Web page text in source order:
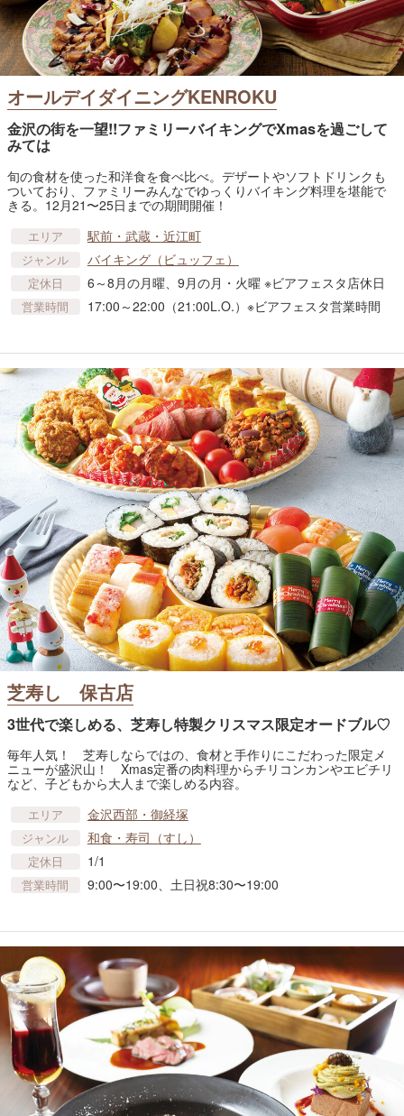
オールデイダイニングKENROKU
金沢の街を一望!!ファミリーバイキングでXmasを過ごして
みては
旬の食材を使った和洋食を食べ比べ。デザートやソフトドリンクも
ついており、ファミリーみんなでゆっくりバイキング料理を堪能で
きる。12月21〜25日までの期間開催！
エリア 駅前・武蔵・近江町
ジャンル バイキング（ビュッフェ）
定休日 6～8月の月曜、9月の月・火曜 ※ビアフェスタ店休日
営業時間 17:00～22:00（21:00L.O.）※ビアフェスタ営業時間
芝寿し 保古店
3世代で楽しめる、芝寿し特製クリスマス限定オードブル♡
毎年人気！ 芝寿しならではの、食材と手作りにこだわった限定メ
ニューが盛沢山！ Xmas定番の肉料理からチリコンカンやエビチリ
など、子どもから大人まで楽しめる内容。
エリア 金沢西部・御経塚
ジャンル 和食・寿司（すし）
定休日 1/1
営業時間 9:00〜19:00、土日祝8:30〜19:00